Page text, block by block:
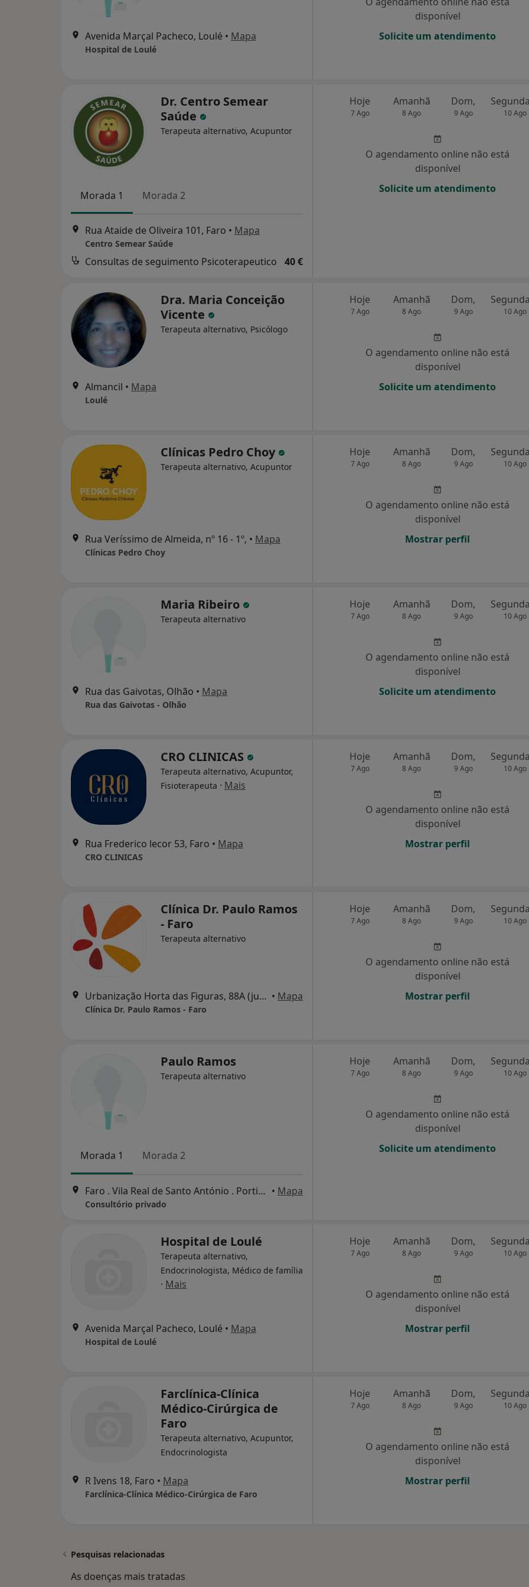
Avenida Marçal Pacheco, Loulé • Mapa
Hospital de Loulé
disponível
Solicite um atendimento
Dr. Centro Semear
Saúde
Terapeuta alternativo, Acupuntor
Morada 1 Morada 2
Rua Ataide de Oliveira 101, Faro • Mapa
Centro Semear Saúde
Consultas de seguimento Psicoterapeutico 40 €
Hoje
7 Ago
Amanhã
8 Ago
Dom,
9 Ago 10 Ago
O agendamento online não está
disponível
Solicite um atendimento
Dra. Maria Conceição
Vicente
Terapeuta alternativo, Psicólogo
Almancil • Mapa
Loulé
Hoje
7 Ago
Amanhã
8 Ago
Dom,
9 Ago 10 Ago
O agendamento online não está
disponível
Solicite um atendimento
Clínicas Pedro Choy
Terapeuta alternativo, Acupuntor
Rua Veríssimo de Almeida, nº 16 - 1º, • Mapa
Clínicas Pedro Choy
Hoje
7 Ago
Amanhã
8 Ago
Dom,
9 Ago 10 Ago
O agendamento online não está
disponível
Mostrar perfil
Maria Ribeiro
Terapeuta alternativo
Rua das Gaivotas, Olhão • Mapa
Rua das Gaivotas - Olhão
Hoje
7 Ago
Amanhã
8 Ago
Dom,
9 Ago 10 Ago
O agendamento online não está
disponível
Solicite um atendimento
CRO CLINICAS
Terapeuta alternativo, Acupuntor,
Fisioterapeuta · Mais
Rua Frederico lecor 53, Faro • Mapa
CRO CLINICAS
Hoje
7 Ago
Amanhã
8 Ago
Dom,
9 Ago 10 Ago
O agendamento online não está
disponível
Mostrar perfil
Clínica Dr. Paulo Ramos
- Faro
Terapeuta alternativo
Urbanização Horta das Figuras, 88A (junto ao Fórum Algarve), Faro • Mapa
Clínica Dr. Paulo Ramos - Faro
Hoje
7 Ago
Amanhã
8 Ago
Dom,
9 Ago 10 Ago
O agendamento online não está
disponível
Mostrar perfil
Paulo Ramos
Terapeuta alternativo
Morada 1 Morada 2
Faro . Vila Real de Santo António . Portimão. Lisboa . Beja . Santarém, Faro • Mapa
Consultório privado
Hoje
7 Ago
Amanhã
8 Ago
Dom,
9 Ago 10 Ago
O agendamento online não está
disponível
Solicite um atendimento
Hospital de Loulé
Terapeuta alternativo,
Endocrinologista, Médico de família
· Mais
Avenida Marçal Pacheco, Loulé • Mapa
Hospital de Loulé
Hoje
7 Ago
Amanhã
8 Ago
Dom,
9 Ago 10 Ago
O agendamento online não está
disponível
Mostrar perfil
Farclínica-Clínica
Médico-Cirúrgica de
Faro
Terapeuta alternativo, Acupuntor,
Endocrinologista
R Ivens 18, Faro • Mapa
Farclínica-Clínica Médico-Cirúrgica de Faro
Hoje
7 Ago
Amanhã
8 Ago
Dom,
9 Ago 10 Ago
O agendamento online não está
disponível
Mostrar perfil
Pesquisas relacionadas
As doenças mais tratadas